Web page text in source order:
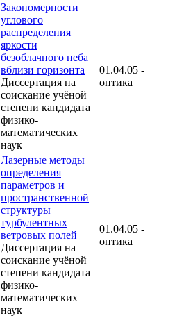
Закономерности
углового
распределения
яркости
безоблачного неба
вблизи горизонта
Диссертация на
соискание учёной
степени кандидата
физико-
математических
наук
01.04.05 -
оптика
Лазерные методы
определения
параметров и
пространственной
структуры
турбулентных
ветровых полей
Диссертация на
соискание учёной
степени кандидата
физико-
математических
наук
01.04.05 -
оптика